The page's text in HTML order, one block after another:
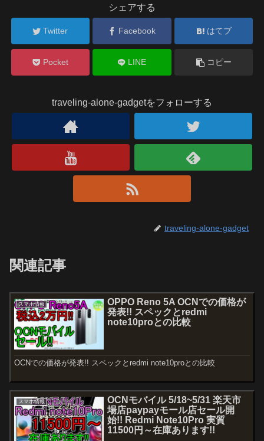
o
o
k
o
n
シェアする
Twitter Facebook はてブ
Pocket LINE コピー
traveling-alone-gadgetをフォローする
traveling-alone-gadget
関連記事
スマホ情報
OPPO Reno 5A OCNでの価格が
発表!! スペックとredmi
note10proとの比較
OCNでの価格が発表!! スペックとredmi note10proとの比較
スマホ情報
OCNモバイル 5/18~5/31 楽天市
場店paypayモール店セール開
始!! Redmi Note10Pro 実質
11500円～在庫あります!!